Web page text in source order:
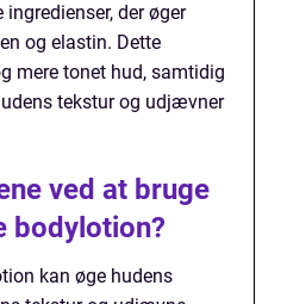
der øger
og elastin. Dette
mere tonet hud, samtidig
tekstur og udjævner
ved at bruge
bodylotion?
kan øge hudens